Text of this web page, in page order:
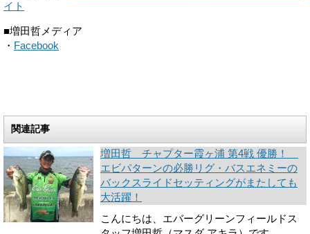
イト
■増田哲メディア
・ Facebook
関連記事
増田哲 チャプター霞ヶ浦 第4戦 優勝！
エビパターンの必勝リグ・バスエネミーの
バックスライドセッティングがまたしても
大活躍！
こんにちは、エバーグリーンフィールドス